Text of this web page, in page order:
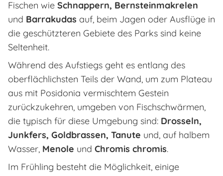
Fischen wie Schnappern, Bernsteinmakrelen
und Barrakudas auf, beim Jagen oder Ausflüge in
die geschützteren Gebiete des Parks sind keine
Seltenheit.
Während des Aufstiegs geht es entlang des
oberflächlichsten Teils der Wand, um zum Plateau
aus mit Posidonia vermischtem Gestein
zurückzukehren, umgeben von Fischschwärmen,
die typisch für diese Umgebung sind: Drosseln,
Junkfers, Goldbrassen, Tanute und, auf halbem
Wasser, Menole und Chromis chromis.
Im Frühling besteht die Möglichkeit, einige